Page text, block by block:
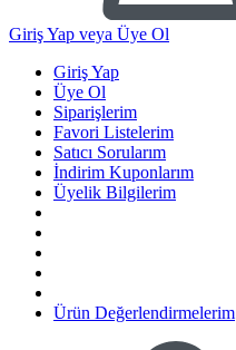
Giriş Yap veya Üye Ol
Giriş Yap
Üye Ol
Siparişlerim
Favori Listelerim
Satıcı Sorularım
İndirim Kuponlarım
Üyelik Bilgilerim
Ürün Değerlendirmelerim